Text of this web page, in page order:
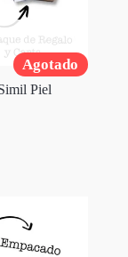
Agotado
Piel